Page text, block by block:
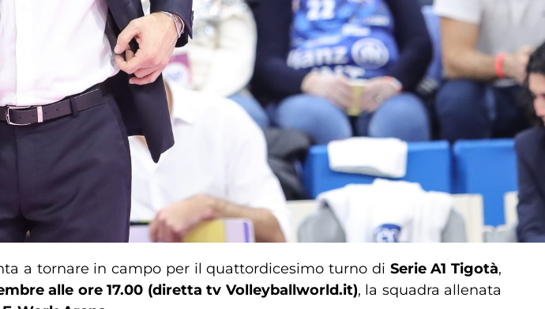
a tornare in campo per il quattordicesimo turno di Serie A1 Tigotà,
alle ore 17.00 (diretta tv Volleyballworld.it), la squadra allenata